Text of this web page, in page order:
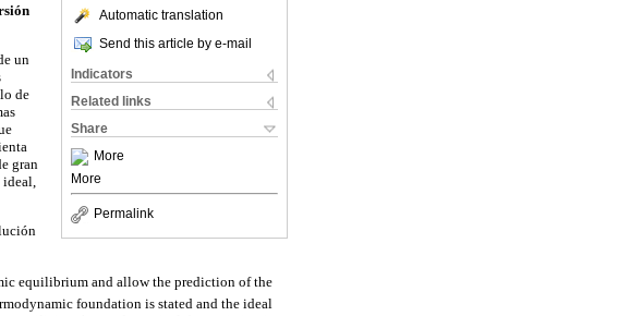
Automatic translation
Send this article by e-mail
Indicators
Related links
Share
More
More
Permalink
un
de
gran
ideal,
equilibrium and allow the prediction of the
foundation is stated and the ideal